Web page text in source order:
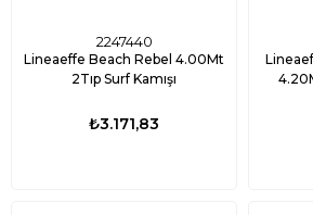
2247440
Lineaeffe Beach Rebel 4.00Mt
2Tıp Surf Kamışı
₺3.171,83